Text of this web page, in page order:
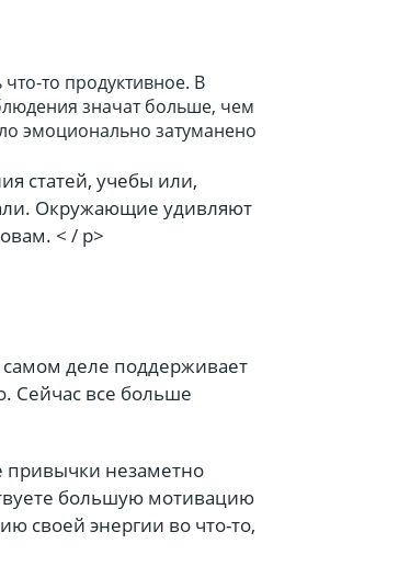
то продуктивное. В
значат больше, чем
эмоционально затуманено
статей, учебы или,
Окружающие удивляют
< / p>
самом деле поддерживает
Сейчас все больше
привычки незаметно
большую мотивацию
своей энергии во что-то,